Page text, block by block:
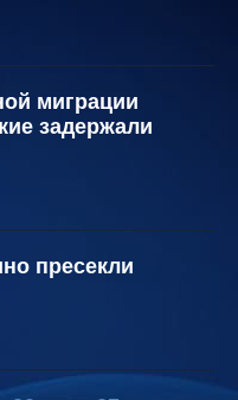
миграции
задержали
пресекли